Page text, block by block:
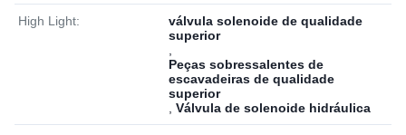
High Light:
válvula solenoide de qualidade
superior
Peças sobressalentes de
escavadeiras de qualidade
superior
Válvula de solenoide hidráulica